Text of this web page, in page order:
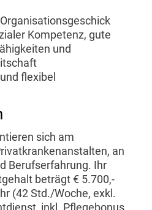
Kompetenz, gute
und
flexibel
sich am
an
Berufserfahrung. Ihr
beträgt € 5.700,-
(42 Std./Woche, exkl.
inkl. Pflegebonus